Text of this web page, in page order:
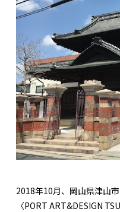
2018年10月、岡山県津山
〈PORT ART&DESIGN